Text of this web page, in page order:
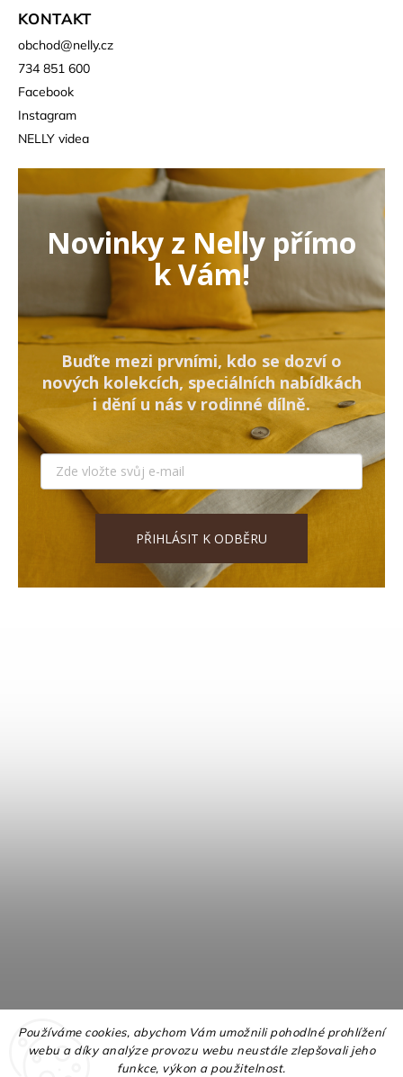
Používáme cookies, abychom Vám umožnili pohodlné prohlížení
webu a díky analýze provozu webu neustále zlepšovali jeho
funkce, výkon a použitelnost.
KONTAKT
obchod@nelly.cz
734 851 600
Facebook
Instagram
NELLY videa
Novinky z Nelly přímo
k Vám!
Buďte mezi prvními, kdo se dozví o
nových kolekcích, speciálních nabídkách
i dění u nás v rodinné dílně.
PŘIHLÁSIT K ODBĚRU